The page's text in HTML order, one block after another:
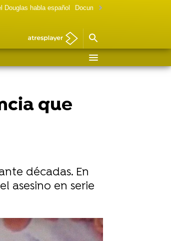
Douglas habla español Documental Las chicas Gilmore
que
décadas. En
asesino en serie
Foto: Cordon Press